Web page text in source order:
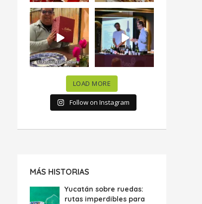
“En #Mallorca
Ciudad de México
celebramos la...
63 7
#SoaunFusionMexic
o una noche única
donde España y...
10 0
LOAD MORE
Follow on Instagram
MÁS HISTORIAS
Yucatán sobre ruedas:
rutas imperdibles para